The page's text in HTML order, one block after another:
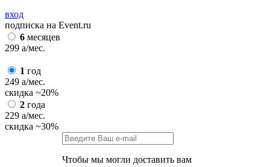
вход
подписка на Event.ru
6 месяцев
299 a/мес.
1 год
249 a/мес.
скидка ~20%
2 года
229 a/мес.
скидка ~30%
Чтобы мы могли доставить вам